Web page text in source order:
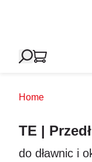
Home
TE |
do dławnic i